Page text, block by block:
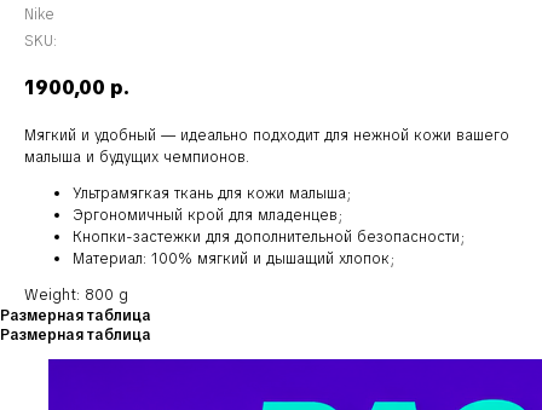
Nike
SKU:
1900,00 р.
Мягкий и удобный — идеально подходит для нежной кожи вашего
малыша и будущих чемпионов.
Ультрамягкая ткань для кожи малыша;
Эргономичный крой для младенцев;
Кнопки-застежки для дополнительной безопасности;
Материал: 100% мягкий и дышащий хлопок;
Weight: 800 g
Размерная таблица
Размерная таблица